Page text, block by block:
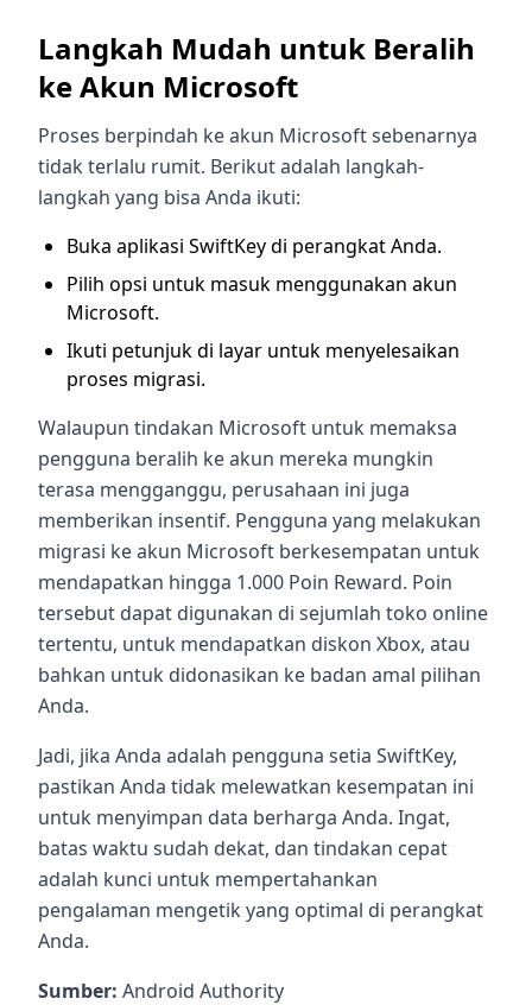
Langkah Mudah untuk Beralih
ke Akun Microsoft
Proses berpindah ke akun Microsoft sebenarnya
tidak terlalu rumit. Berikut adalah langkah-
langkah yang bisa Anda ikuti:
Buka aplikasi SwiftKey di perangkat Anda.
Pilih opsi untuk masuk menggunakan akun
Microsoft.
Ikuti petunjuk di layar untuk menyelesaikan
proses migrasi.
Walaupun tindakan Microsoft untuk memaksa
pengguna beralih ke akun mereka mungkin
terasa mengganggu, perusahaan ini juga
memberikan insentif. Pengguna yang melakukan
migrasi ke akun Microsoft berkesempatan untuk
mendapatkan hingga 1.000 Poin Reward. Poin
tersebut dapat digunakan di sejumlah toko online
tertentu, untuk mendapatkan diskon Xbox, atau
bahkan untuk didonasikan ke badan amal pilihan
Anda.
Jadi, jika Anda adalah pengguna setia SwiftKey,
pastikan Anda tidak melewatkan kesempatan ini
untuk menyimpan data berharga Anda. Ingat,
batas waktu sudah dekat, dan tindakan cepat
adalah kunci untuk mempertahankan
pengalaman mengetik yang optimal di perangkat
Anda.
Sumber: Android Authority